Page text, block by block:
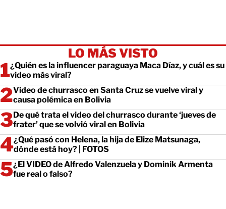
LO MÁS VISTO
¿Quién es la influencer paraguaya Maca Díaz, y cuál es su
video más viral?
Video de churrasco en Santa Cruz se vuelve viral y
causa polémica en Bolivia
De qué trata el video del churrasco durante ‘jueves de
frater’ que se volvió viral en Bolivia
¿Qué pasó con Helena, la hija de Elize Matsunaga,
dónde está hoy? | FOTOS
¿El VIDEO de Alfredo Valenzuela y Dominik Armenta
fue real o falso?